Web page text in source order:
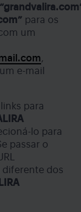
para os
um
,
e-mail
para
lo para
passar o
diferente dos